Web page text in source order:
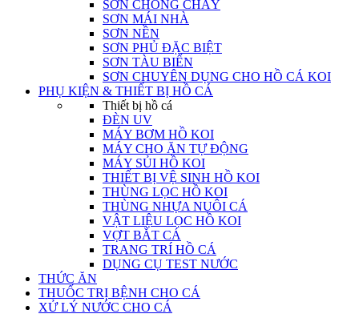
SƠN CHỐNG CHÁY
SƠN MÁI NHÀ
SƠN NỀN
SƠN PHỦ ĐẶC BIỆT
SƠN TÀU BIỂN
SƠN CHUYÊN DỤNG CHO HỒ CÁ KOI
PHỤ KIỆN & THIẾT BỊ HỒ CÁ
Thiết bị hồ cá
ĐÈN UV
MÁY BƠM HỒ KOI
MÁY CHO ĂN TỰ ĐỘNG
MÁY SỦI HỒ KOI
THIẾT BỊ VỆ SINH HỒ KOI
THÙNG LỌC HỒ KOI
THÙNG NHỰA NUÔI CÁ
VẬT LIỆU LỌC HỒ KOI
VỢT BẮT CÁ
TRANG TRÍ HỒ CÁ
DỤNG CỤ TEST NƯỚC
THỨC ĂN
THUỐC TRỊ BỆNH CHO CÁ
XỬ LÝ NƯỚC CHO CÁ